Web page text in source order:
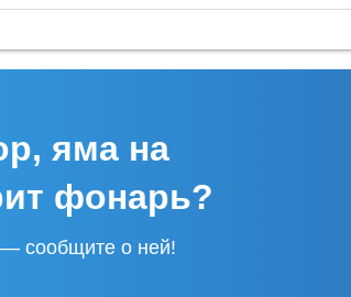
яма на
фонарь?
сообщите о ней!